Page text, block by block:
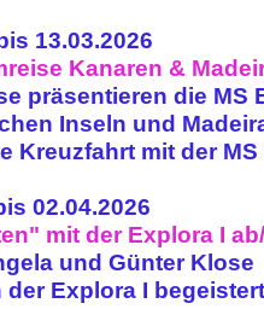
13.03.2026
Kanaren &
präsentieren die MS
Inseln und
Kreuzfahrt mit der MS
02.04.2026
mit der Explora I
und Günter Klose
Explora I